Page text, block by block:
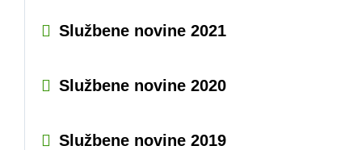
Službene novine 2021
Službene novine 2020
Službene novine 2019